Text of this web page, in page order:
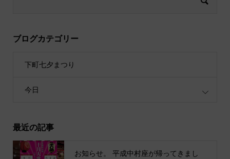
ブログカテゴリー
下町七夕まつり
今日
最近の記事
お知らせ。 平成中村座が帰ってきまし